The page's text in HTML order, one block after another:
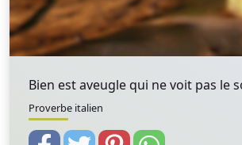
Bien est aveugle qui ne voit pas le
Proverbe italien